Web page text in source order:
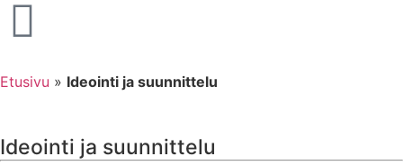
Etusivu » Ideointi ja suunnittelu
Ideointi ja suunnittelu